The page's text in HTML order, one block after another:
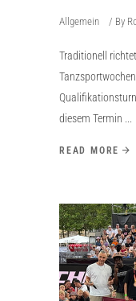
Allgemein By
Traditionell
diesem Termin
READ MORE